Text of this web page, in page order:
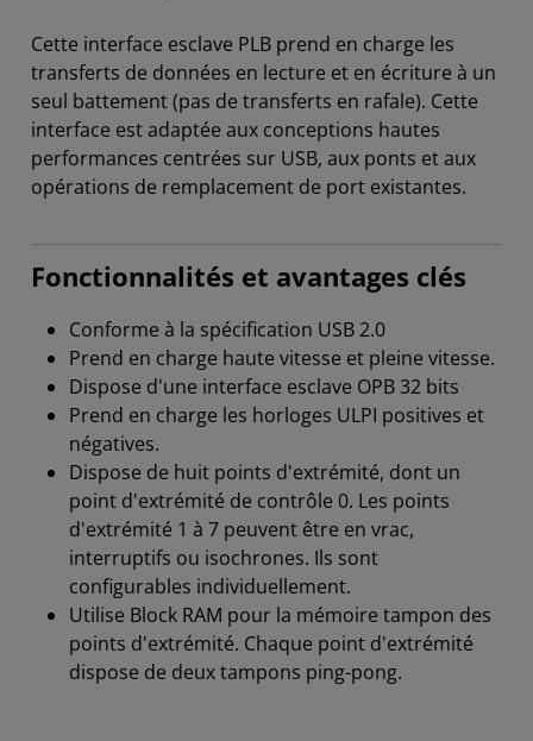
Cette interface esclave PLB prend en charge les
transferts de données en lecture et en écriture à un
seul battement (pas de transferts en rafale). Cette
interface est adaptée aux conceptions hautes
performances centrées sur USB, aux ponts et aux
opérations de remplacement de port existantes.
Fonctionnalités et avantages clés
Conforme à la spécification USB 2.0
Prend en charge haute vitesse et pleine vitesse.
Dispose d'une interface esclave OPB 32 bits
Prend en charge les horloges ULPI positives et
négatives.
Dispose de huit points d'extrémité, dont un
point d'extrémité de contrôle 0. Les points
d'extrémité 1 à 7 peuvent être en vrac,
interruptifs ou isochrones. Ils sont
configurables individuellement.
Utilise Block RAM pour la mémoire tampon des
points d'extrémité. Chaque point d'extrémité
dispose de deux tampons ping-pong.